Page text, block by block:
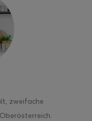
zweifache